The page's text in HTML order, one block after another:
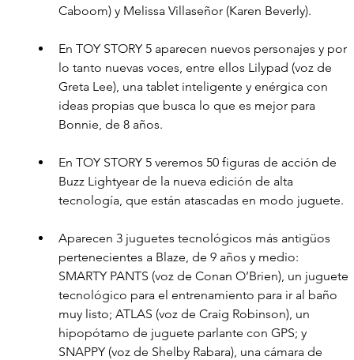
Caboom) y Melissa Villaseñor (Karen Beverly).
En TOY STORY 5 aparecen nuevos personajes y por
lo tanto nuevas voces, entre ellos Lilypad (voz de
Greta Lee), una tablet inteligente y enérgica con
ideas propias que busca lo que es mejor para
Bonnie, de 8 años.
En TOY STORY 5 veremos 50 figuras de acción de
Buzz Lightyear de la nueva edición de alta
tecnología, que están atascadas en modo juguete.
Aparecen 3 juguetes tecnológicos más antigüos
pertenecientes a Blaze, de 9 años y medio:
SMARTY PANTS (voz de Conan O’Brien), un juguete
tecnológico para el entrenamiento para ir al baño
muy listo; ATLAS (voz de Craig Robinson), un
hipopótamo de juguete parlante con GPS; y
SNAPPY (voz de Shelby Rabara), una cámara de